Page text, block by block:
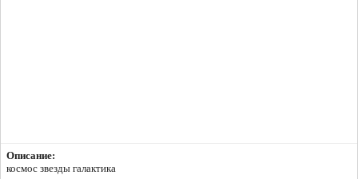
Описание:
космос звезды галактика